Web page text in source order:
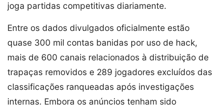
joga partidas competitivas diariamente.
Entre os dados divulgados oficialmente estão
quase 300 mil contas banidas por uso de hack,
mais de 600 canais relacionados à distribuição de
trapaças removidos e 289 jogadores excluídos das
classificações ranqueadas após investigações
internas. Embora os anúncios tenham sido